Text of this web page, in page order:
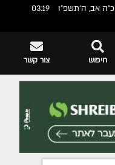
כ"ה אב, ה׳תשפ״ו
03:19
צור קשר חיפוש